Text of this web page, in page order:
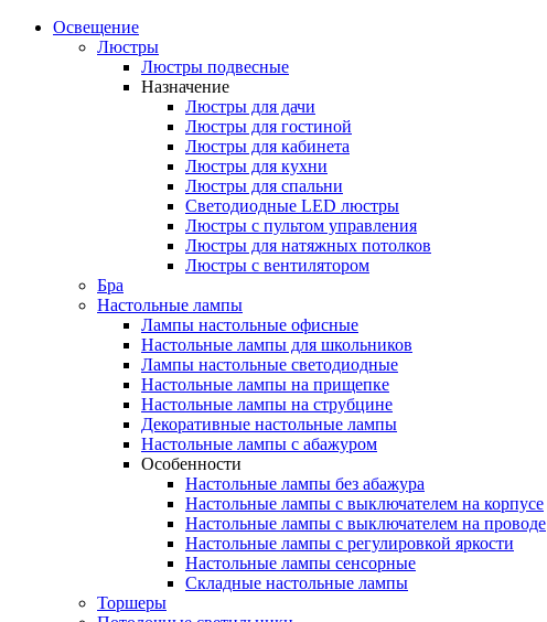
Освещение
Люстры
Люстры подвесные
Назначение
Люстры для дачи
Люстры для гостиной
Люстры для кабинета
Люстры для кухни
Люстры для спальни
Светодиодные LED люстры
Люстры с пультом управления
Люстры для натяжных потолков
Люстры с вентилятором
Бра
Настольные лампы
Лампы настольные офисные
Настольные лампы для школьников
Лампы настольные светодиодные
Настольные лампы на прищепке
Настольные лампы на струбцине
Декоративные настольные лампы
Настольные лампы с абажуром
Особенности
Настольные лампы без абажура
Настольные лампы с выключателем на корпусе
Настольные лампы с выключателем на проводе
Настольные лампы с регулировкой яркости
Настольные лампы сенсорные
Складные настольные лампы
Торшеры